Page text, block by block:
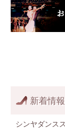
新着情報
シンヤダンス